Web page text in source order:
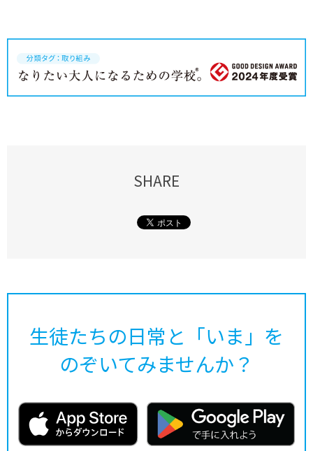
SHARE
生徒たちの日常と「いま」を
のぞいてみませんか？